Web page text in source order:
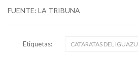
FUENTE: LA TRIBUNA
Etiquetas: CATARATAS DEL IGUAZU